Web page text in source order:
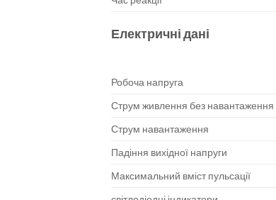
Електричні дані
Робоча напруга
Струм живлення без навантаження
Струм навантаження
Падіння вихідної напруги
Максимальний вміст пульсації